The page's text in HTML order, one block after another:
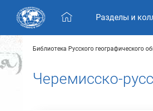
Skip navigation
Разделы и
Библиотека Русского географического
Черемисско-